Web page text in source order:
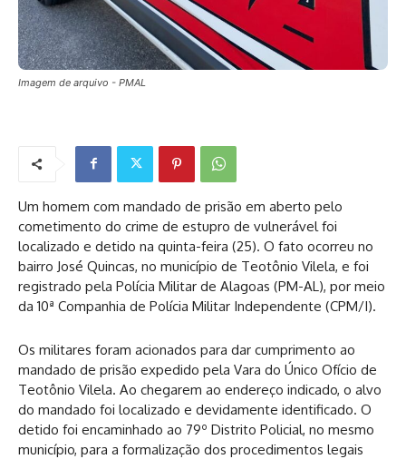
Imagem de arquivo - PMAL
Um homem com mandado de prisão em aberto pelo
cometimento do crime de estupro de vulnerável foi
localizado e detido na quinta-feira (25). O fato ocorreu no
bairro José Quincas, no município de Teotônio Vilela, e foi
registrado pela Polícia Militar de Alagoas (PM-AL), por meio
da 10ª Companhia de Polícia Militar Independente (CPM/I).
Os militares foram acionados para dar cumprimento ao
mandado de prisão expedido pela Vara do Único Ofício de
Teotônio Vilela. Ao chegarem ao endereço indicado, o alvo
do mandado foi localizado e devidamente identificado. O
detido foi encaminhado ao 79º Distrito Policial, no mesmo
município, para a formalização dos procedimentos legais